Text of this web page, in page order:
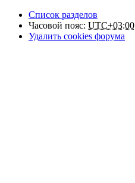
Список разделов
Часовой пояс: UTC+03:00
Удалить cookies форума